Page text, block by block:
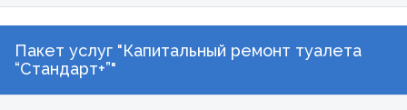
Пакет услуг "Капитальный ремонт туалета
“Стандарт+”"